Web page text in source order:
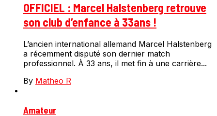
OFFICIEL : Marcel Halstenberg retrouve
son club d’enfance à 33ans !
L’ancien international allemand Marcel Halstenberg
a récemment disputé son dernier match
professionnel. À 33 ans, il met fin à une carrière...
By Matheo R
Amateur